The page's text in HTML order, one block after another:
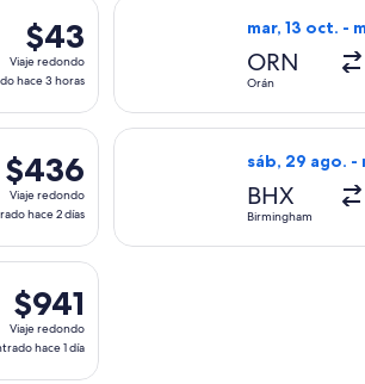
$43
Viaje
redondo,
encontrado
hace
3
horas
$43
Viaje redondo
hace 3 horas
desde Londres hacia Perpiñán, con
mar, 13 oct. -
ORN
Orán
Seleccionar
$436
Viaje
redondo,
encontrado
hace
días
$436
Viaje redondo
hace 2 días
el mar, 13 oct. desde Orán hacia
sáb, 29 ago. -
BHX
Birmingham
Seleccionar
$941
Viaje
redondo,
encontrado
$941
Viaje redondo
hace 1 día
sept. desde Delhi hacia Perpiñán,